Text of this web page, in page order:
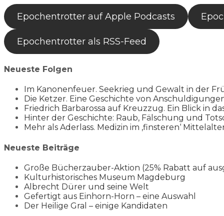
Epochentrotter auf Apple Podcasts
Epochentrotter als RSS-Feed
Neueste Folgen
Im Kanonenfeuer. Seekrieg und Gewalt in der
Die Ketzer. Eine Geschichte von
Friedrich Barbarossa auf Kreuzzug. Ein Blick in
Hinter der Geschichte: Raub, Fälschung und
Mehr als Aderlass. Medizin im ‚finsteren‘
Neueste Beiträge
Große Bücherzauber-Aktion (25% Rabatt auf
Kulturhistorisches Museum Magdeburg
Albrecht Dürer und seine Welt
Gefertigt aus Einhorn-Horn – eine Auswahl
Der Heilige Gral – einige Kandidaten